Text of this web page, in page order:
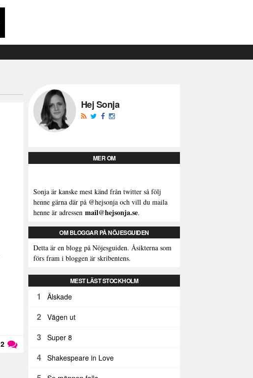
2
Hej Sonja
MER OM
Sonja är kanske mest känd från twitter så följ
henne gärna där på @hejsonja och vill du maila
henne är adressen mail@hejsonja.se.
OM BLOGGAR PÅ NÖJESGUIDEN
Detta är en blogg på Nöjesguiden. Åsikterna som
förs fram i bloggen är skribentens.
MEST LÄST STOCKHOLM
1 Älskade
2 Vägen ut
3 Super 8
4 Shakespeare in Love